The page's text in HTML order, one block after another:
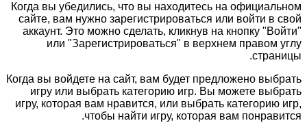
Когда вы убедились, что вы находитесь на официальном
сайте, вам нужно зарегистрироваться или войти в свой
аккаунт. Это можно сделать, кликнув на кнопку "Войти"
или "Зарегистрироваться" в верхнем правом углу
страницы.
Когда вы войдете на сайт, вам будет предложено выбрать
игру или выбрать категорию игр. Вы можете выбрать
игру, которая вам нравится, или выбрать категорию игр,
чтобы найти игру, которая вам понравится.